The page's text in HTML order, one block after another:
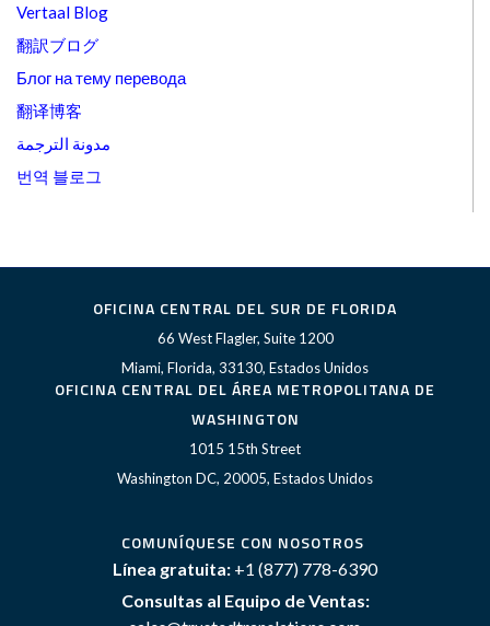
Vertaal Blog
翻訳ブログ
Блог на тему перевода
翻译博客
مدونة الترجمة
번역 블로그
OFICINA CENTRAL DEL SUR DE FLORIDA
66 West Flagler, Suite 1200
Miami, Florida, 33130, Estados Unidos
OFICINA CENTRAL DEL ÁREA METROPOLITANA DE
WASHINGTON
1015 15th Street
Washington DC, 20005, Estados Unidos
COMUNÍQUESE CON NOSOTROS
Línea gratuita: +1 (877) 778-6390
Consultas al Equipo de Ventas: